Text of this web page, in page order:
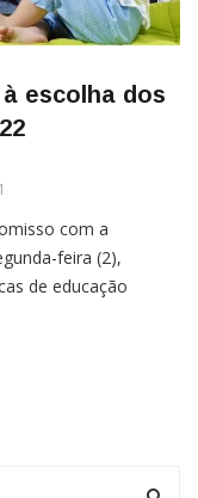
escolha dos
com a
feira (2),
de educação